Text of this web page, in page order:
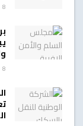
8 أغسطس، 2026
8 أغسطس، 2026